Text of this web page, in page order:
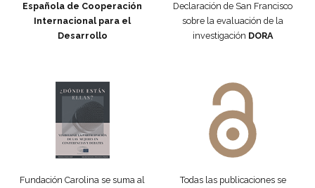
Española de Cooperación
Internacional para el
Desarrollo
Declaración de San Francisco
sobre la evaluación de la
investigación DORA
Fundación Carolina se suma al
Todas las publicaciones se